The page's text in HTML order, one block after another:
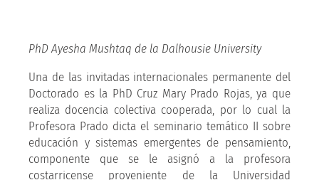
PhD Ayesha Mushtaq de la Dalhousie University
Una de las invitadas internacionales permanente del
Doctorado es la PhD Cruz Mary Prado Rojas, ya que
realiza docencia colectiva cooperada, por lo cual la
Profesora Prado dicta el seminario temático II sobre
educación y sistemas emergentes de pensamiento,
componente que se le asignó a la profesora
costarricense proveniente de la Universidad